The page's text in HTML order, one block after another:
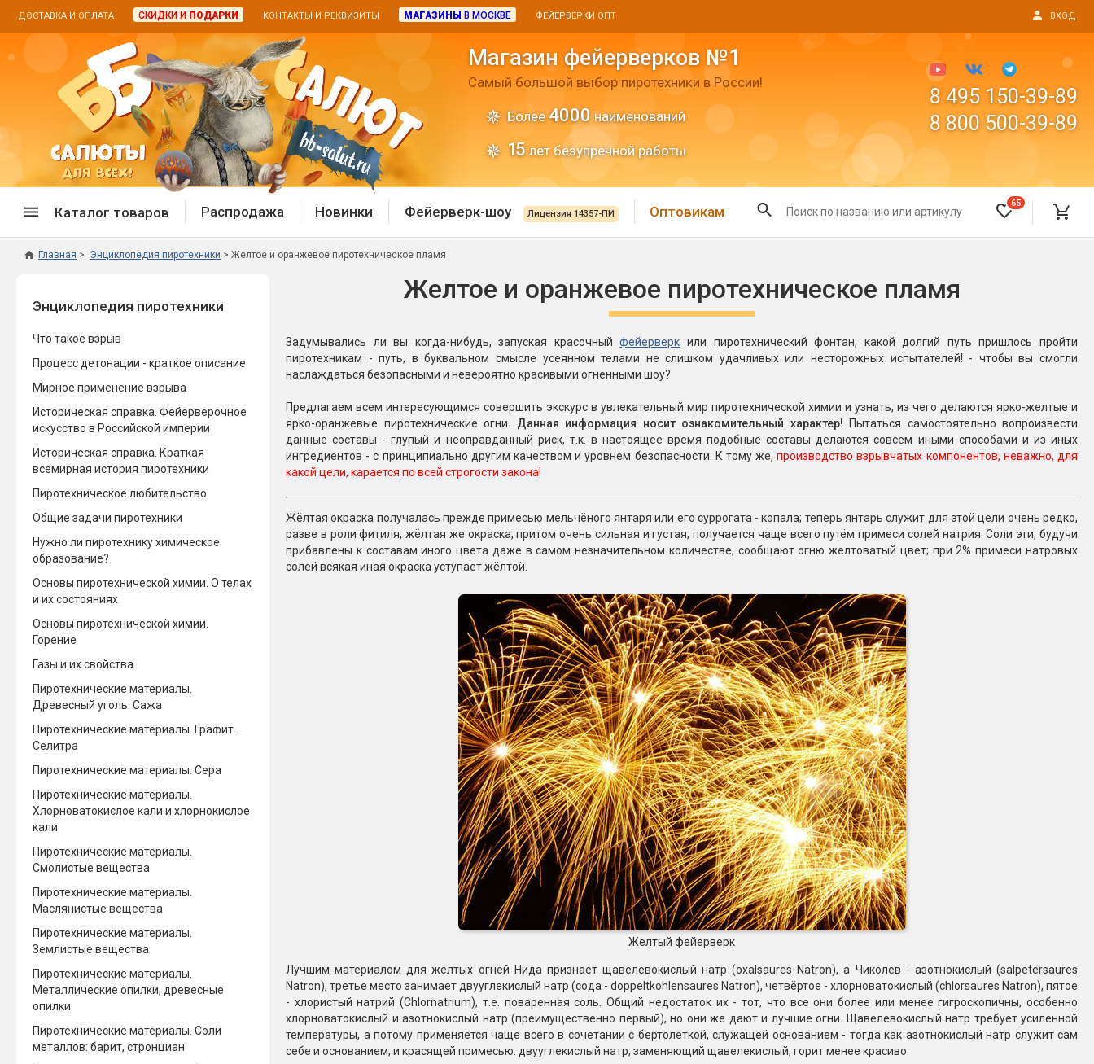
ДОСТАВКА И ОПЛАТА СКИДКИ И ПОДАРКИ КОНТАКТЫ И РЕКВИЗИТЫ МАГАЗИНЫ В МОСКВЕ ФЕЙЕРВЕРКИ ОПТ ВХОД
Магазин фейерверков №1
Самый большой выбор пиротехники в России!
Более 4000 наименований
15 лет безупречной работы
8 495 150-39-89
8 800 500-39-89
Каталог товаров
Распродажа фейерверков
Распродажа бенгальских огней
Новинки 2025/26
Фейерверки на свадьбу
Фейерверк-шоу
Батареи салютов
Хлопушки
Батареи салютов
Маленькие фейерверки
Средние фейерверки
Большие фейерверки
Пневмохлопушки
Терочные
Фитильные
Лимонки, гранаты
Корсары
Летающие и наземные
Бабочки, пчелы
Жуки
Хлопушки и пневмохлопушки
Маленькие хлопушки
Пневмохлопушки
Бенгальские огни
Фонтаны пиротехнические
Фонтаны для улицы
Вулканы
Ракеты
Фестивальные шары
Фонтаны в торт (холодные)
Небесные фонарики
спецэффектов
Елочные гирлянды
Распродажа Новинки Фейерверк-шоу Лицензия 14357-ПИ Оптовикам
65
Главная Энциклопедия пиротехники Желтое и оранжевое пиротехническое пламя
Энциклопедия пиротехники
Что такое взрыв
Процесс детонации - краткое описание
Мирное применение взрыва
Историческая справка. Фейерверочное
искусство в Российской империи
Историческая справка. Краткая
всемирная история пиротехники
Пиротехническое любительство
Общие задачи пиротехники
Нужно ли пиротехнику химическое
образование?
Основы пиротехнической химии. О телах
и их состояниях
Основы пиротехнической химии.
Горение
Газы и их свойства
Пиротехнические материалы.
Древесный уголь. Сажа
Пиротехнические материалы. Графит.
Селитра
Пиротехнические материалы. Сера
Пиротехнические материалы.
Хлорноватокислое кали и хлорнокислое
кали
Пиротехнические материалы.
Смолистые вещества
Пиротехнические материалы.
Маслянистые вещества
Пиротехнические материалы.
Землистые вещества
Пиротехнические материалы.
Металлические опилки, древесные
опилки
Пиротехнические материалы. Соли
металлов: барит, стронциан
Желтое и оранжевое пиротехническое пламя
Задумывались ли вы когда-нибудь, запуская красочныйфейерверк или пиротехнический фонтан, какой долгий путь пришлось пройти
пиротехникам - путь, в буквальном смысле усеянном телами не слишком удачливых или несторожных испытателей! - чтобы вы смогли
наслаждаться безопасными и невероятно красивыми огненными шоу?
Предлагаем всем интересующимся совершить экскурс в увлекательный мир пиротехнической химии и узнать, из чего делаются ярко-желтые и
ярко-оранжевые пиротехнические огни. Данная информация носит ознакомительный характер!
Пытаться самостоятельно вопроизвести
данные составы - глупый и неоправданный риск, т.к. в настоящее время подобные составы делаются совсем иными способами и из иных
ингредиентов - с принципиально другим качеством и уровнем безопасности. К тому же,производство взрывчатых компонентов, неважно, для
какой цели, карается по всей строгости закона!
Жёлтая окраска получалась прежде примесью мельчёного янтаря или его суррогата - копала; теперь янтарь служит для этой цели очень редко,
разве в роли фитиля, жёлтая же окраска, притом очень сильная и густая, получается чаще всего путём примеси солей натрия. Соли эти, будучи
прибавлены к составам иного цвета даже в самом незначительном количестве, сообщают огню желтоватый цвет; при 2% примеси натровых
солей всякая иная окраска уступает жёлтой.
Желтый фейерверк
Лучшим материалом для жёлтых огней Нида признаёт щавелевокислый натр (oxalsaures Natron), а Чиколев - азотнокислый (salpetersaures
Natron), третье место занимает двууглекислый натр (сода - doppeltkohlensaures Natron), четвёртое - хлорноватокислый (chlorsaures Natron), пятое
- хлористый натрий (Chlornatrium), т.е. поваренная соль. Общий недостаток их - тот, что все они более или менее гигроскопичны, особенно
хлорноватокислый и азотнокислый натр (преимущественно первый), но они же дают и лучшие огни. Щавелевокислый натр требует усиленной
температуры, а потому применяется чаще всего в сочетании с бертолеткой, служащей основанием - тогда как азотнокислый натр служит сам
себе и основанием, и красящей примесью: двууглекислый натр, заменяющий щавелекислый, горит менее красиво.